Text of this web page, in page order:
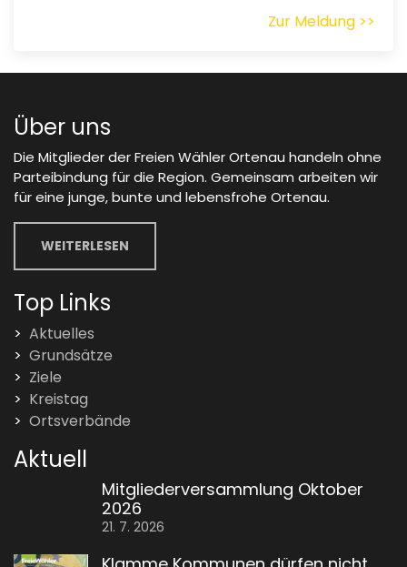
Zur Meldung >>
Über uns
Die Mitglieder der Freien Wähler Ortenau handeln ohne
Parteibindung für die Region. Gemeinsam arbeiten wir
für eine junge, bunte und lebensfrohe Ortenau.
WEITERLESEN
Top Links
Aktuelles
Grundsätze
Ziele
Kreistag
Ortsverbände
Aktuell
Mitgliederversammlung Oktober
2026
21. 7. 2026